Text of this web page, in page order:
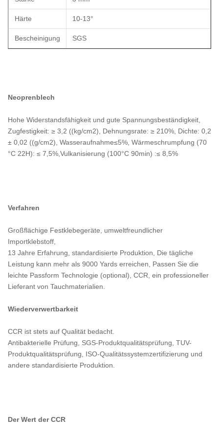
Härte 10-13°
Bescheinigung SGS
Neoprenblech
Hohe Widerstandsfähigkeit und gute Spannungsbeständigkeit,
Zugfestigkeit: ≥ 3,2 ((kg/cm2), Dehnungsrate: ≥ 210%, Dichte: 0,2
± 0,02 ((g/cm2), Wasseraufnahme≤5%, Wärmeschrumpfung (70
°C 22H): ≤ 7,5%,Vulkanisierung (100°C 90min) :≤ 8,5%
Verfahren
Großflächige Festklebegeräte, umweltfreundlicher
Importklebstoff,
13 Jahre Erfahrung, standardisierte Produktion, Die tägliche
Leistung kann mehr als 9000 Yards erreichen, Passen Sie die
leichte Passform Technologie (optional), CCR, ein professioneller
Lieferant von Tauchmaterialien.
Wiederverwertbarkeit
CCR ist stets auf Qualität bedacht.
Antibakterielle Prüfung, SGS-Produktqualitätsprüfung, TUV-
Produktqualitätsprüfung, ISO-Qualitätssystemzertifizierung und
andere standardisierte Produktion.
Der Wert der CCR